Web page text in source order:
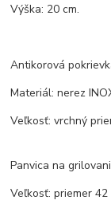
Výška: 20 cm.
Antikorová
Materiál: nerez
Veľkosť: vrchný
Panvica na
Veľkosť: priemer 42